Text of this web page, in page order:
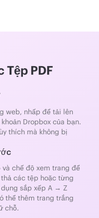
Tệp PDF
web, nhấp để tải lên
Dropbox của bạn.
thích mà không bị
chế độ xem trang để
các tệp hoặc từng
sắp xếp A → Z
thể thêm trang trắng
chỗ.